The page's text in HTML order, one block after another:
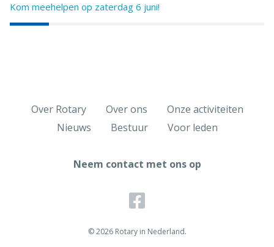
Kom meehelpen op zaterdag 6 juni!
Over Rotary Over ons
Onze activiteiten
Nieuws
Bestuur Voor leden
Neem contact met ons op
© 2026 Rotary in Nederland.